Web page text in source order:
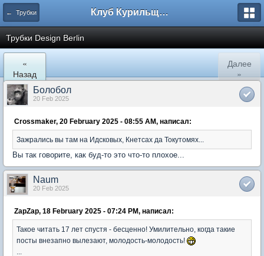
← Трубки Клуб Курильщиков Трубки
Трубки Design Berlin
«
Назад
Далее
»
Болобол
20 Feb 2025
Crossmaker, 20 February 2025 - 08:55 AM, написал:
Зажрались вы там на Идсковых, Кнетсах да Токутомях...
Вы так говорите, как буд-то это что-то плохое...
Naum
20 Feb 2025
ZapZap, 18 February 2025 - 07:24 PM, написал:
Такое читать 17 лет спустя - бесценно! Умилительно, когда такие
посты внезапно вылезают, молодость-молодость!